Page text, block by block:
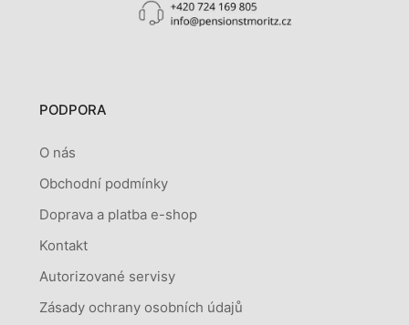
PODPORA
O nás
Obchodní podmínky
Doprava a platba e-shop
Kontakt
Autorizované servisy
Zásady ochrany osobních údajů